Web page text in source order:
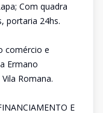
Com quadra
portaria 24hs.
comércio e
Ermano
Romana.
E